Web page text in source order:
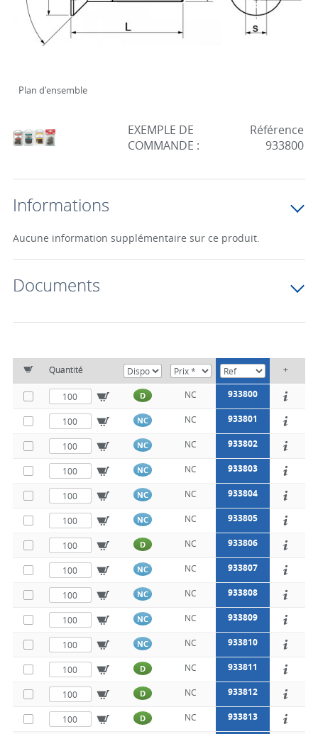
Plan d'ensemble
EXEMPLE DE
COMMANDE :
Référence
933800
Informations
Aucune information supplémentaire sur ce produit.
Documents
Quantité +
D NC 933800
NC NC 933801
NC NC 933802
NC NC 933803
NC NC 933804
NC NC 933805
D NC 933806
NC NC 933807
NC NC 933808
NC NC 933809
NC NC 933810
D NC 933811
D NC 933812
D NC 933813